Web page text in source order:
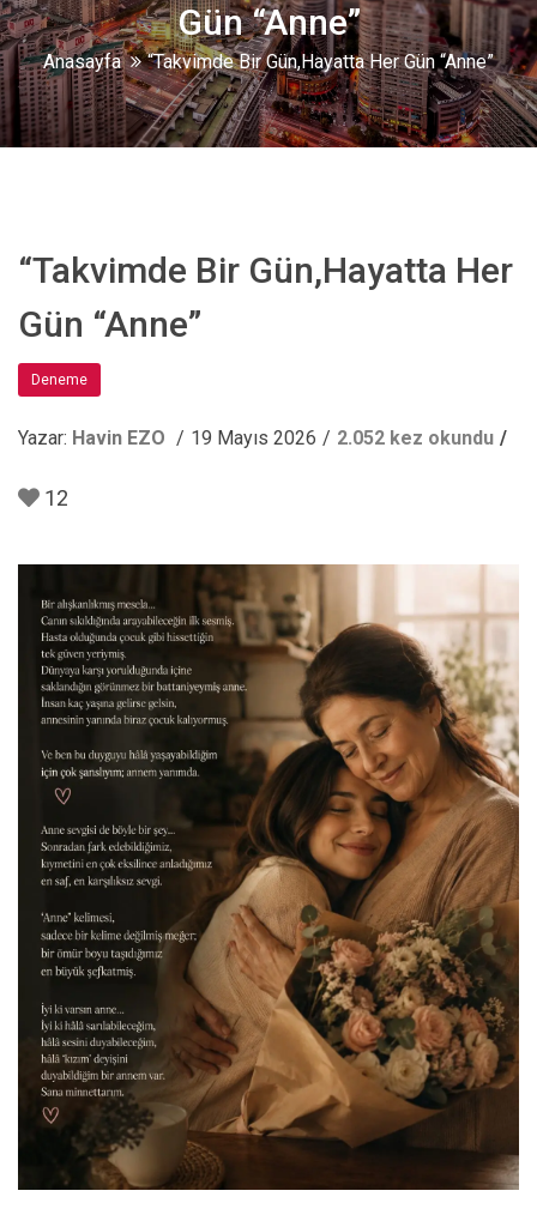
Gün “Anne”
Anasayfa “Takvimde Bir Gün,Hayatta Her Gün “Anne”
“Takvimde Bir Gün,Hayatta Her
Gün “Anne”
Deneme
Yazar: Havin EZO 19 Mayıs 2026 2.052 kez okundu
12